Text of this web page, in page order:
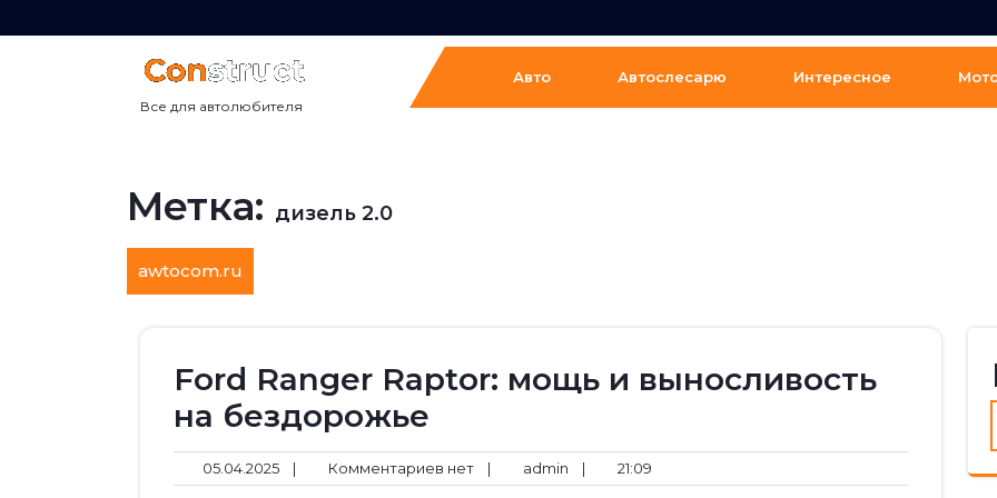
к
Все для автолюбителя
Авто Автослесарю Интересное
Метка: дизель 2.0
awtocom.ru
Ford Ranger Raptor: мощь и выносливость
на бездорожье
05.04.202505.04.2025
| Комментариев нетКомментариев
нет
| admin admin
| 21:09